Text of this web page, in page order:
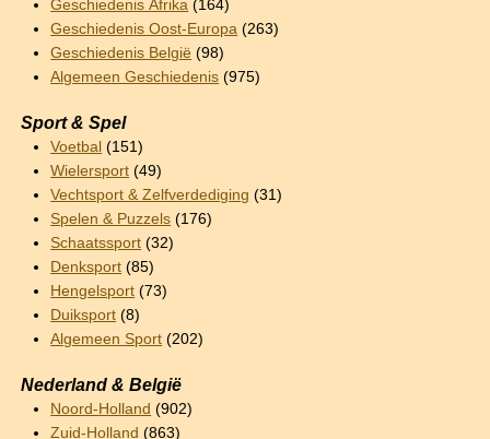
Geschiedenis Afrika (164)
Geschiedenis Oost-Europa (263)
Geschiedenis België (98)
Algemeen Geschiedenis (975)
Sport & Spel
Voetbal (151)
Wielersport (49)
Vechtsport & Zelfverdediging (31)
Spelen & Puzzels (176)
Schaatssport (32)
Denksport (85)
Hengelsport (73)
Duiksport (8)
Algemeen Sport (202)
Nederland & België
Noord-Holland (902)
Zuid-Holland (863)